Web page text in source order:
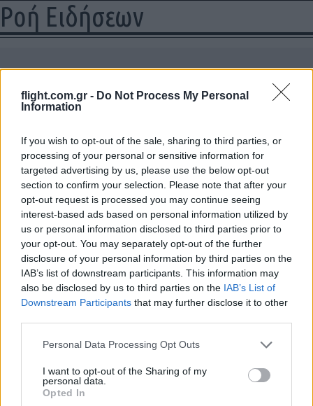
flight.com.gr - Do Not Process My Personal
Information
If you wish to opt-out of the sale, sharing to third parties, or
processing of your personal or sensitive information for
targeted advertising by us, please use the below opt-out
section to confirm your selection. Please note that after your
opt-out request is processed you may continue seeing
interest-based ads based on personal information utilized by
us or personal information disclosed to third parties prior to
your opt-out. You may separately opt-out of the further
disclosure of your personal information by third parties on the
IAB’s list of downstream participants. This information may
also be disclosed by us to third parties on the IAB’s List of
Downstream Participants that may further disclose it to other
Please note that this website/app uses one or more Google
not limited to your visit or usage behaviour. You may click to
grant or deny consent to Google and its third-party tags to
use your data for below specified purposes in below Google
Personal Data Processing Opt Outs
I want to opt-out of the Sharing of my
personal data.
Opted In
Ροή Ειδήσεων
ΣΑΝ ΣΗΜΕΡΑ – 7 Αυγούστου 322 π.Χ. :
Μάχη της Κραννώνας
16:01
Βόρεια Κορέα: Νέα εκτόξευση
βαλλιστικού πυραύλου πριν από τις
ασκήσεις ΗΠΑ–Νότιας Κορέας
15:18
επιθέσεις τις χώρες του Κόλπου